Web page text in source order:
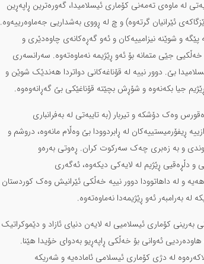
لە ماوەی تەمەنی کۆماری ئیسلامیدا، گەورەترین ڕاپەڕین
چ لە ڕووی پانتایی جوگرافیای ئێران (هەردووکیان هەر ٣١ پارێزگاکەی ئێرانیان گرتەوە) و چ لە ڕووی بەشداریی جەماوەرییەوە.
و شوێنە نیزامییەکان و ئەو گەڕەکانەی چاوەدێری و
جێی متمانە بۆ ئەو ڕێژیمە نەماوەتەوە. سەرانسەری
بێ. دوور نییە لە قۆناغەکانی دواتردا هەندێک شوێن و
جیا بکەنەوە و شۆڕش بچێتە قۆناغێکی بێ گەڕانەوەوە.
وەک دۆشکە و تیربار (بە تایبەتی لە بەفرانباری
لە ڕابردوودا بێ وەڵام مانەوە، دروشم و
و بە زەبری چەک سەرکوت کران. ڕەوتی بەرەو
و دڵڕەقیی ڕێژیم لە لایەکی دیکەوە، ئەگەری
و لە داهاتوودا دوور نییە خەڵکی ئێرانیش وەک کوردستان
بەرامبەر ئەو ڕێژیمەدا نەماوەتەوە.
کۆماری ئیسلامیی لە لایەن دنیای ئازاد و دێموکراتیک
ئەوانی بۆ خەڵکی ڕاپەڕیو بەدوای خۆیدا هێنا.
لە دژی کۆماری ئیسلامی ئامادەیە و شەریکە